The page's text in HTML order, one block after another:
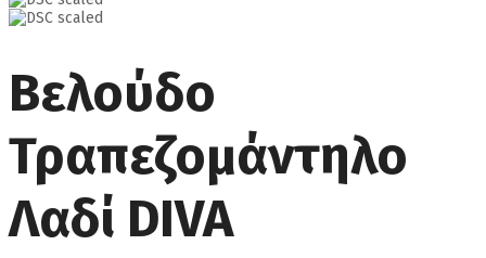
Βελούδο
Τραπεζομάντηλο
Λαδί DIVA